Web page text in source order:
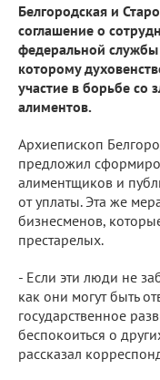
Белгородская и
соглашение о
федеральной службы
которому
участие в борьбе со
алиментов.
Архиепископ
предложил
алиментщиков и
от уплаты. Эта же
бизнесменов,
престарелых.
- Если эти люди не
как они могут быть
государственное
беспокоиться о
рассказал